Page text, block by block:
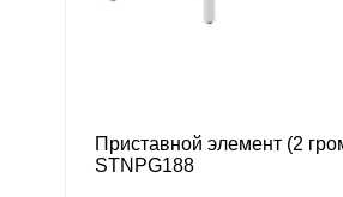
Приставной элемент (2
STNPG188